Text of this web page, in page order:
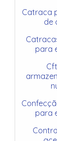
Catraca
de
para
para